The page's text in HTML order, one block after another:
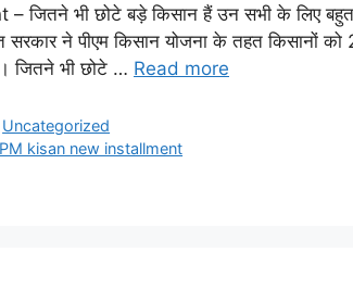
जितने भी छोटे बड़े किसान हैं उन सभी के लिए
ने पीएम किसान योजना के तहत किसानों को
जितने भी छोटे … Read more
Uncategorized
PM kisan new installment